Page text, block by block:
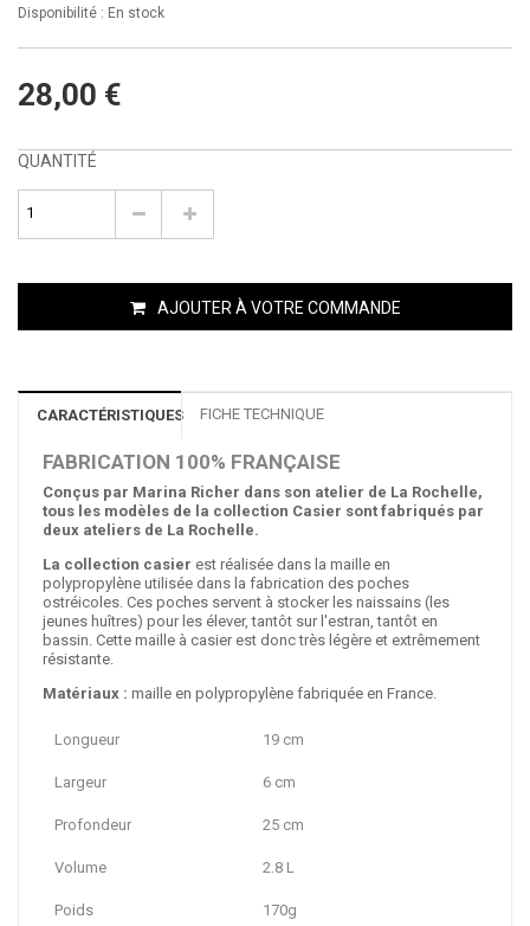
Disponibilité : En stock
28,00 €
QUANTITÉ
AJOUTER À VOTRE COMMANDE
CARACTÉRISTIQUES FICHE TECHNIQUE
FABRICATION 100% FRANÇAISE
Conçus par Marina Richer dans son atelier de La Rochelle,
tous les modèles de la collection Casier sont fabriqués par
deux ateliers de La Rochelle.
La collection casier est réalisée dans la maille en
polypropylène utilisée dans la fabrication des poches
ostréicoles. Ces poches servent à stocker les naissains (les
jeunes huîtres) pour les élever, tantôt sur l'estran, tantôt en
bassin. Cette maille à casier est donc très légère et extrêmement
résistante.
Matériaux : maille en polypropylène fabriquée en France.
Longueur 19 cm
Largeur 6 cm
Profondeur 25 cm
Volume 2.8 L
Poids 170g